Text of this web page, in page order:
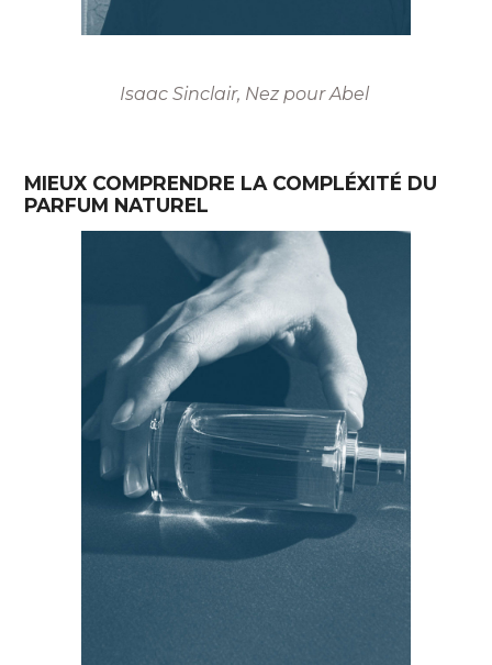
Isaac Sinclair, Nez pour Abel
MIEUX COMPRENDRE LA COMPLÉXITÉ DU
PARFUM NATUREL